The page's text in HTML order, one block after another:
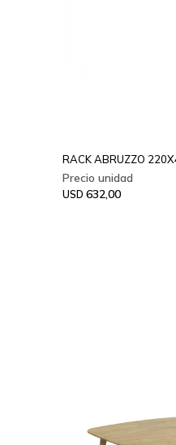
RACK ABRUZZO
USD 632,00